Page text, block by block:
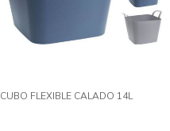
CUBO FLEXIBLE CALADO 14L